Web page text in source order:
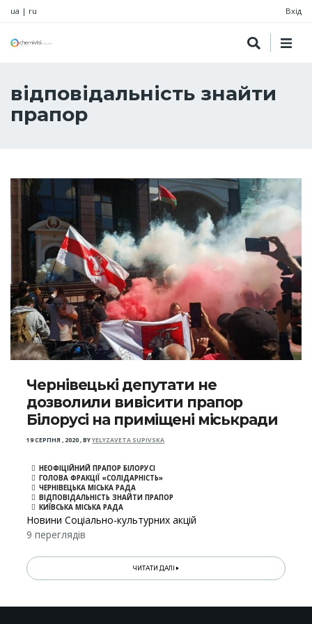
ua | ru Вхід
відповідальність знайти
прапор
Чернівецькі депутати не
дозволили вивісити прапор
Білорусі на приміщені міськради
19 СЕРПНЯ , 2020,BYYELYZAVETA SUPIVSKA
НЕОФІЦІЙНИЙ ПРАПОР БІЛОРУСІ
ГОЛОВА ФРАКЦІЇ «СОЛІДАРНІСТЬ»
ЧЕРНІВЕЦЬКА МІСЬКА РАДА
ВІДПОВІДАЛЬНІСТЬ ЗНАЙТИ ПРАПОР
КИЇВСЬКА МІСЬКА РАДА
Новини Соціально-культурних акцій
9 переглядів
ЧИТАТИ ДАЛІ